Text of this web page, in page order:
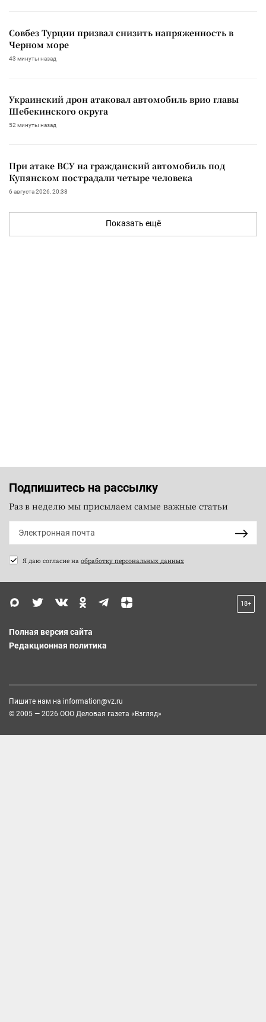
Совбез Турции призвал снизить напряженность в
Черном море
43 минуты назад
Украинский дрон атаковал автомобиль врио главы
Шебекинского округа
52 минуты назад
При атаке ВСУ на гражданский автомобиль под
Купянском пострадали четыре человека
6 августа 2026, 20:38
Показать ещё
Подпишитесь на рассылку
Раз в неделю мы присылаем самые важные статьи
Я даю согласие на обработку персональных данных
18+
Полная версия сайта
Редакционная политика
Пишите нам на information@vz.ru
© 2005 — 2026 ООО Деловая газета «Взгляд»